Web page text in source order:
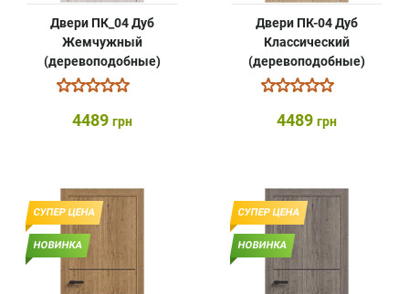
Двери ПК_04 Дуб
Жемчужный
(деревоподобные)
4489 грн
Двери ПК-04 Дуб
Классический
(деревоподобные)
4489 грн
СУПЕР ЦЕНА
НОВИНКА
СУПЕР ЦЕНА
НОВИНКА